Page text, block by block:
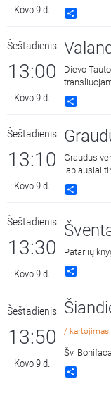
Kovo 9 d.
Marijos
Šeštadienis
13:00
Kovo 9 d.
Dievo
Šeštadienis
13:10
Kovo 9 d.
Graudūs
labiausiai
pagiedojus
Šeštadienis
13:30
Kovo 9 d.
Patarlių
Šeštadienis
13:50
Kovo 9 d.
/ kartojimas
Šv.